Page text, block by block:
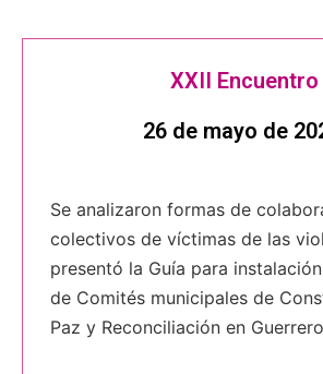
XXII Encuentro
26 de mayo de
Se analizaron formas de
colectivos de víctimas de las
presentó la Guía para
de Comités municipales de
Paz y Reconciliación en